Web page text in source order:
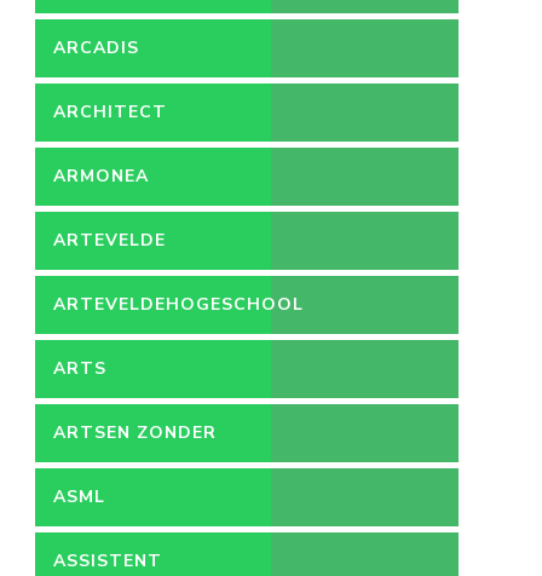
ARCADIS
ARCHITECT
ARMONEA
ARTEVELDE
ARTEVELDEHOGESCHOOL
ARTS
ARTSEN ZONDER
GRENZEN
ASML
ASSISTENT